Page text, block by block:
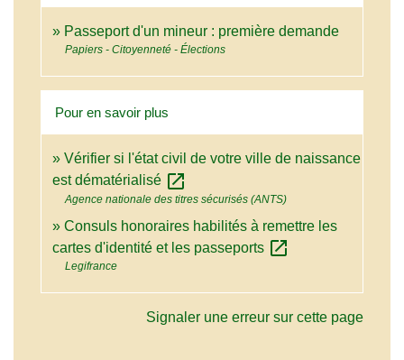
Passeport d'un mineur : première demande
Papiers - Citoyenneté - Élections
Pour en savoir plus
Vérifier si l'état civil de votre ville de naissance
est dématérialisé open_in_new
Agence nationale des titres sécurisés (ANTS)
Consuls honoraires habilités à remettre les
cartes d'identité et les passeports open_in_new
Legifrance
Signaler une erreur sur cette page